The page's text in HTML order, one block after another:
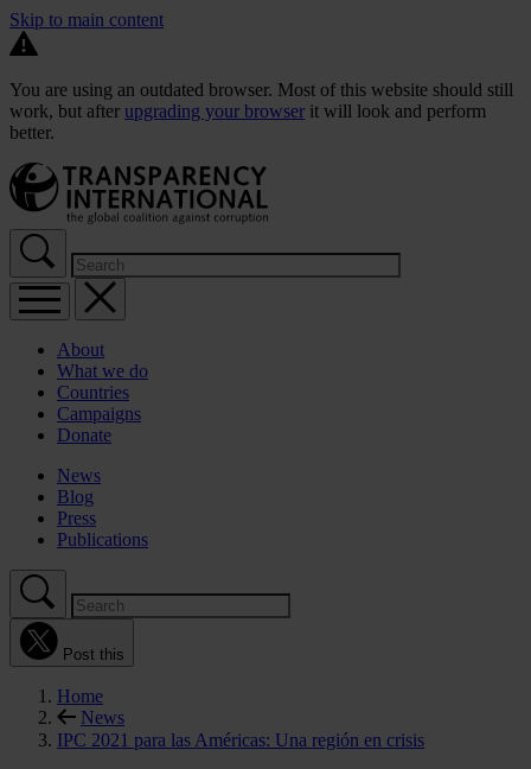
Skip to main content
You are using an outdated browser. Most of this website should still
work, but after upgrading your browser it will look and perform
better.
About
What we do
Countries
Campaigns
Donate
News
Blog
Press
Publications
Post this
Home
News
IPC 2021 para las Américas: Una región en crisis